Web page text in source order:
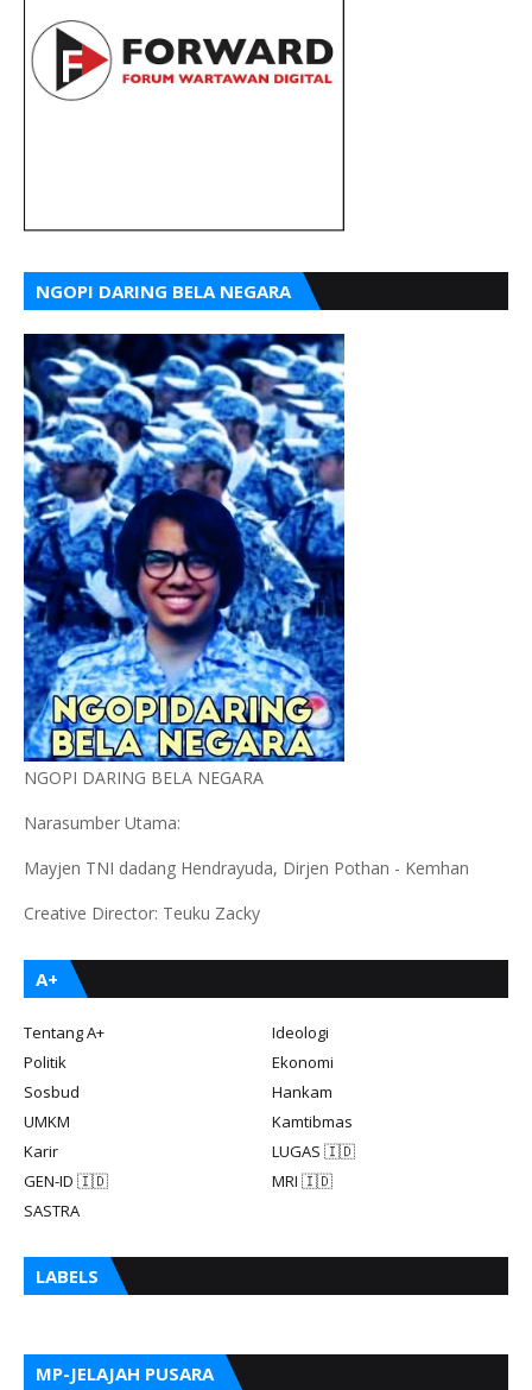
NGOPI DARING BELA NEGARA
NGOPI DARING BELA NEGARA
Narasumber Utama:
Mayjen TNI dadang Hendrayuda, Dirjen Pothan - Kemhan
Creative Director: Teuku Zacky
A+
Tentang A+
Ideologi
Politik
Ekonomi
Sosbud
Hankam
UMKM
Kamtibmas
Karir
LUGAS 🇮🇩
GEN-ID 🇮🇩
MRI 🇮🇩
SASTRA
LABELS
MP-JELAJAH PUSARA